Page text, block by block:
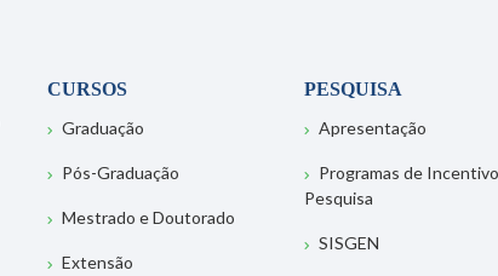
CURSOS
Graduação
Pós-Graduação
Mestrado e Doutorado
Extensão
PESQUISA
Apresentação
Programas de
Pesquisa
SISGEN